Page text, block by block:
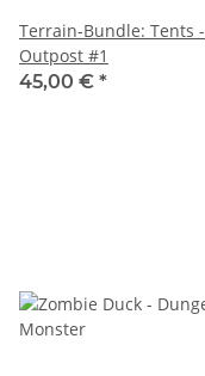
Terrain-Bundle: Tents -
Outpost #1
45,00 € *